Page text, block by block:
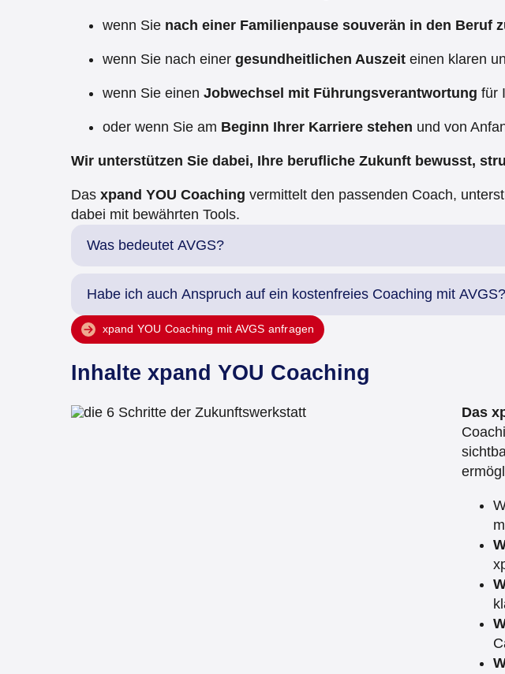
wenn Sie nach einer Familienpause souverän in den Beruf
wenn Sie nach einer gesundheitlichen Auszeit einen klaren
wenn Sie einen Jobwechsel mit Führungsverantwortung für
oder wenn Sie am Beginn Ihrer Karriere stehen und von
Wir unterstützen Sie dabei, Ihre berufliche Zukunft bewusst,
Das xpand YOU Coaching vermittelt den passenden Coach,
dabei mit bewährten Tools.
Was bedeutet AVGS?
Habe ich auch Anspruch auf ein kostenfreies Coaching mit AVGS?
xpand YOU Coaching mit AVGS anfragen
Inhalte xpand YOU Coaching
Das